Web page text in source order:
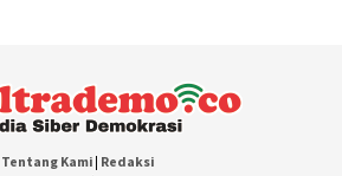
Tentang Kami| Redaksi